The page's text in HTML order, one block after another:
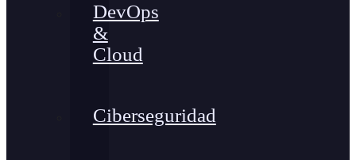
DevOps
&
Cloud
Ciberseguridad